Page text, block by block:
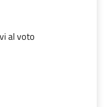
al voto